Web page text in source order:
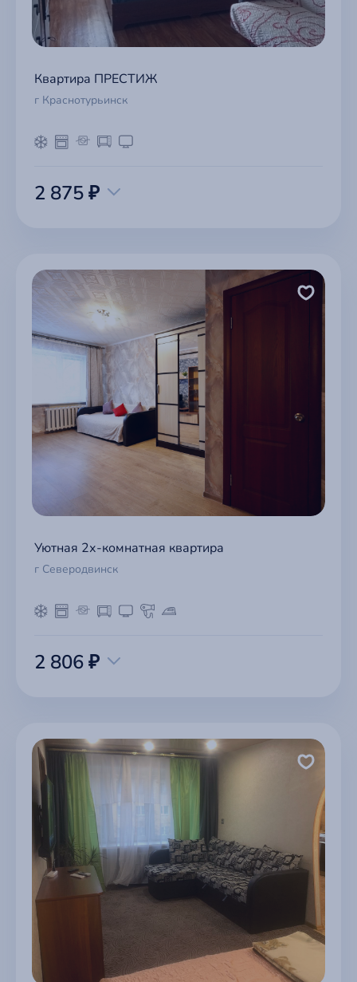
Квартира ПРЕСТИЖ
г Краснотурьинск
2 875 ₽
Уютная 2х-комнатная квартира
г Северодвинск
2 806 ₽